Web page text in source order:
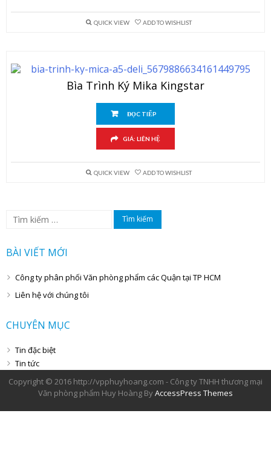
QUICK VIEW ADD TO WISHLIST
Bìa Trình Ký Mika Kingstar
ĐỌC TIẾP
GIÁ: LIÊN HỆ
QUICK VIEW ADD TO WISHLIST
Tìm
kiếm
BÀI VIẾT MỚI
Công ty phân phối Văn phòng phẩm các Quận tại TP HCM
Liên hệ với chúng tôi
CHUYÊN MỤC
Tin đặc biệt
Tin tức
Copyright © 2016 http://vpphuyhoang.com - Công ty TNHH thương mại
Văn phòng phẩm Huy Hoàng ByAccessPress Themes